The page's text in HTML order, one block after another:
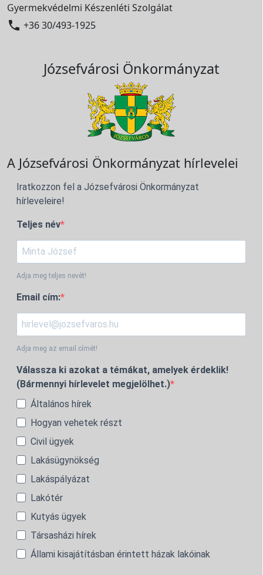
Gyermekvédelmi Készenléti Szolgálat
 +36 30/493-1925
Józsefvárosi Önkormányzat
A Józsefvárosi Önkormányzat hírlevelei
Iratkozzon fel a Józsefvárosi Önkormányzat
hírleveleire!
Teljes név
Adja meg teljes nevét!
Email cím:
Adja meg az email címét!
Válassza ki azokat a témákat, amelyek érdeklik!
(Bármennyi hírlevelet megjelölhet.)
Általános hírek
Hogyan vehetek részt
Civil ügyek
Lakásügynökség
Lakáspályázat
Lakótér
Kutyás ügyek
Társasházi hírek
Állami kisajátításban érintett házak lakóinak